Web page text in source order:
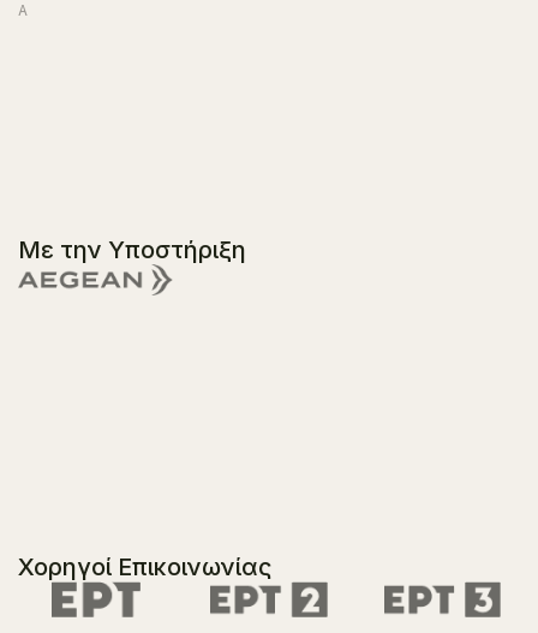
A
Με την Υποστήριξη
Χορηγοί Επικοινωνίας